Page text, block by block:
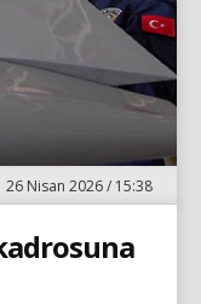
26 Nisan 2026 / 15:38